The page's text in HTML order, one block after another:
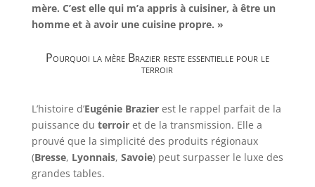
mère. C’est elle qui m’a appris à cuisiner, à être un
homme et à avoir une cuisine propre. »
Pourquoi la mère Brazier reste essentielle pour le
terroir
L’histoire d’Eugénie Brazierest le rappel parfait de la
puissance du terroiret de la transmission. Elle a
prouvé que la simplicité des produits régionaux
(Bresse, Lyonnais, Savoie) peut surpasser le luxe des
grandes tables.